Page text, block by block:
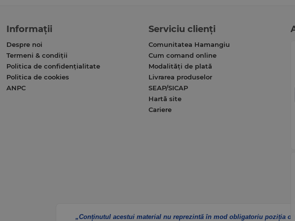
Informații
Despre noi
Termeni & condiții
Politica de confidențialitate
Politica de cookies
ANPC
Serviciu clienți
Comunitatea Hamangiu
Cum comand online
Modalități de plată
Livrarea produselor
SEAP/SICAP
Hartă site
Cariere
„Conținutul acestui material nu reprezintă în mod obligatoriu poziția